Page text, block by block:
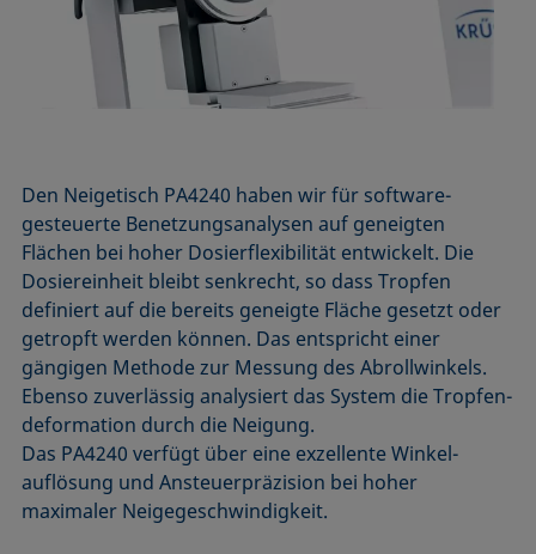
Den Neigetisch PA4240 haben wir für software­
gesteuerte Benetzungs­analysen auf geneigten
Flächen bei hoher Dosier­flexibilität entwickelt. Die
Dosier­einheit bleibt senkrecht, so dass Tropfen
definiert auf die bereits geneigte Fläche gesetzt oder
getropft werden können. Das entspricht einer
gängigen Methode zur Messung des Abrollwinkels.
Ebenso zuverlässig analysiert das System die Tropfen­
deformation durch die Neigung.
Das PA4240 verfügt über eine exzellente Winkel­
auflösung und Ansteuerpräzision bei hoher
maximaler Neige­geschwindigkeit.